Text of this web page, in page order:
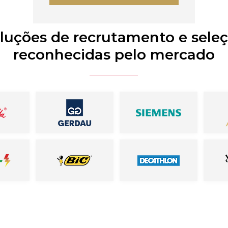
de recrutamento e
reconhecidas pelo mercado